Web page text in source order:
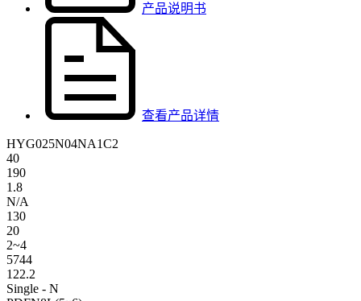
产品说明书
查看产品详情
HYG025N04NA1C2
40
190
1.8
N/A
130
20
2~4
5744
122.2
Single - N